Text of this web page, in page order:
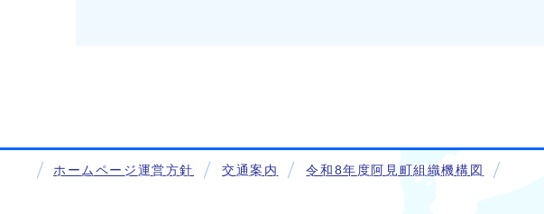
ホームページ運営方針 交通案内 令和8年度阿見町組織機構図